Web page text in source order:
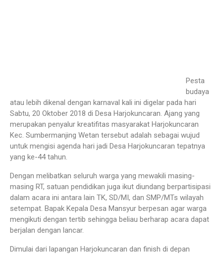
Pesta
budaya
atau lebih dikenal dengan karnaval kali ini digelar pada hari
Sabtu, 20 Oktober 2018 di Desa Harjokuncaran. Ajang yang
merupakan penyalur kreatifitas masyarakat Harjokuncaran
Kec. Sumbermanjing Wetan tersebut adalah sebagai wujud
untuk mengisi agenda hari jadi Desa Harjokuncaran tepatnya
yang ke-44 tahun.
Dengan melibatkan seluruh warga yang mewakili masing-
masing RT, satuan pendidikan juga ikut diundang berpartisipasi
dalam acara ini antara lain TK, SD/MI, dan SMP/MTs wilayah
setempat. Bapak Kepala Desa Mansyur berpesan agar warga
mengikuti dengan tertib sehingga beliau berharap acara dapat
berjalan dengan lancar.
Dimulai dari lapangan Harjokuncaran dan finish di depan